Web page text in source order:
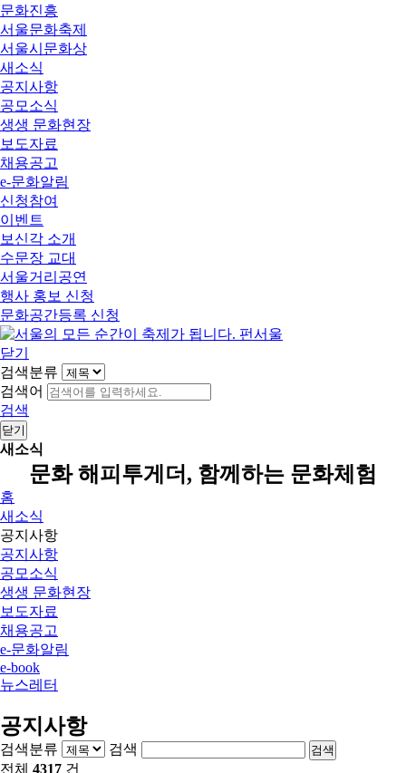
문화진흥
서울문화축제
서울시문화상
새소식
공지사항
공모소식
생생 문화현장
보도자료
채용공고
e-문화알림
신청참여
이벤트
보신각 소개
수문장 교대
서울거리공연
행사 홍보 신청
문화공간등록 신청
닫기
검색분류
검색어
검색
닫기
새소식
문화 해피투게더, 함께하는 문화체험
홈
새소식
공지사항
공지사항
공모소식
생생 문화현장
보도자료
채용공고
e-문화알림
e-book
뉴스레터
공지사항
검색분류 검색 검색
전체 4317 건